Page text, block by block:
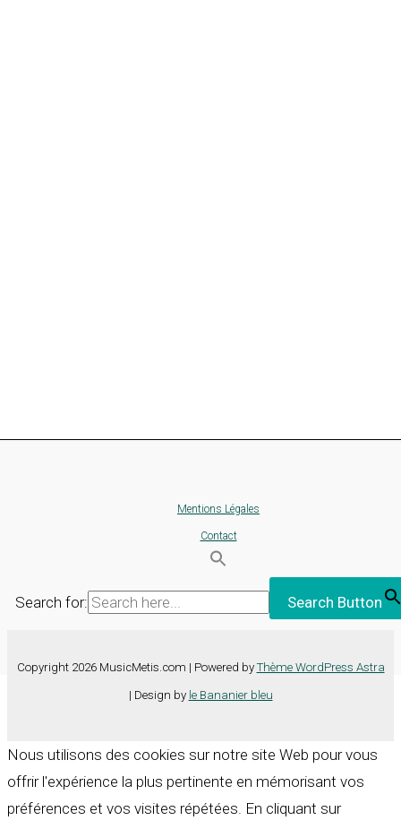
Mentions Légales
Contact
Search for: Search Button
Copyright 2026 MusicMetis.com | Powered by Thème WordPress Astra
| Design by le Bananier bleu
Nous utilisons des cookies sur notre site Web pour vous
offrir l'expérience la plus pertinente en mémorisant vos
préférences et vos visites répétées. En cliquant sur